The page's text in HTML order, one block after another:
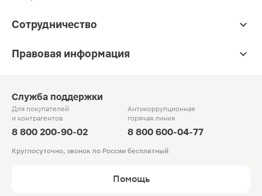
Сотрудничество
Правовая информация
Служба поддержки
Для покупателей
и контрагентов
8 800 200-90-02
Антикоррупционная
горячая линия
8 800 600-04-77
Круглосуточно, звонок по России бесплатный
Помощь